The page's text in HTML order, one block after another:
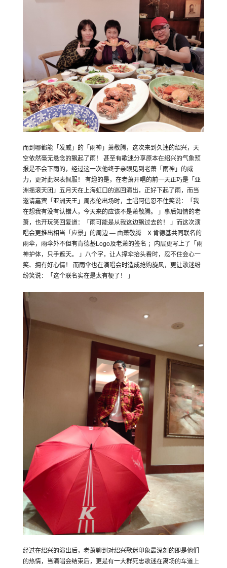
而到哪都能「发威」的「雨神」萧敬腾，这次来到久违的绍兴，天
空依然毫无悬念的飘起了雨！ 甚至有歌迷分享原本在绍兴的气象预
报是不会下雨的，经过这一次他终于亲眼见到老萧「雨神」的威
力，更对此深表佩服！ 有趣的是，在老萧开唱的前一天正巧是「亚
洲摇滚天团」五月天在上海虹口的巡回演出，正好下起了雨，而当
邀请嘉宾「亚洲天王」周杰伦出场时，主唱阿信忍不住笑说：「我
在想我有没有认错人，今天来的应该不是萧敬腾。 」事后知情的老
萧，也开玩笑回复道：「雨可能是从我这边飘过去的！ 」而这次演
唱会更推出相当「应景」的周边 — 由萧敬腾 X 肯德基共同联名的
雨伞，雨伞外不但有肯德基Logo及老萧的签名 ；内层更写上了「雨
神护体，只手遮天。 」八个字，让人撑伞抬头看时，忍不住会心一
笑、拥有好心情！ 而雨伞也在演唱会时造成抢购旋风，更让歌迷纷
纷笑说：「这个联名实在是太有梗了！ 」
经过在绍兴的演出后，老萧聊到对绍兴歌迷印象最深刻的即是他们
的热情，当演唱会结束后，更是有一大群死忠歌迷在离场的车道上